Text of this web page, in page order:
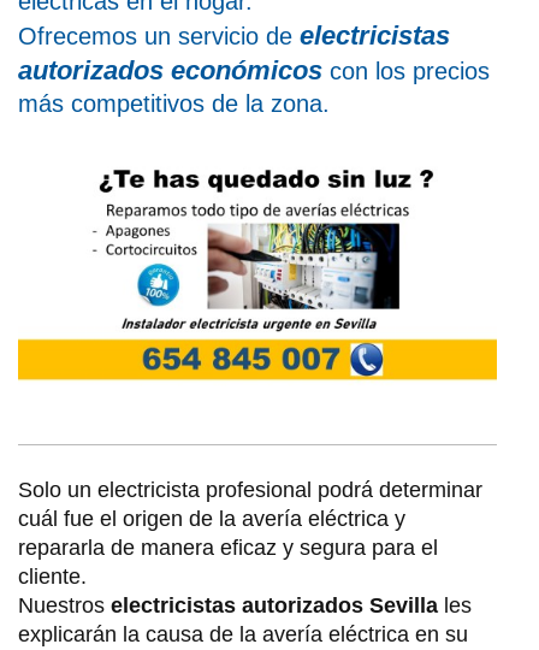
Ofrecemos un servicio de electricistas
autorizados económicos con los precios
más competitivos de la zona.
Solo un electricista profesional podrá determinar
cuál fue el origen de la avería eléctrica y
repararla de manera eficaz y segura para el
cliente.
Nuestros electricistas autorizados Sevilla les
explicarán la causa de la avería eléctrica en su